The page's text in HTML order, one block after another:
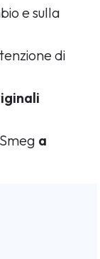
e sulla
di
a